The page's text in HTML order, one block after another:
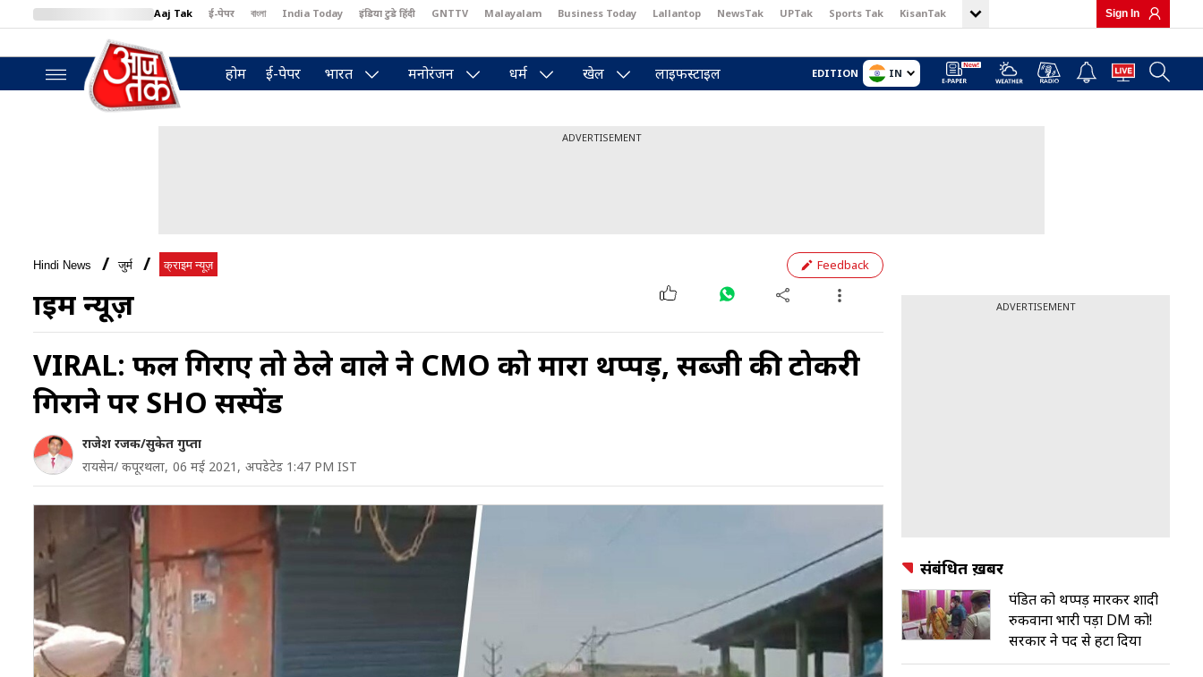
Aaj Tak ई-पेपर বাংলা India Today इंडिया टुडे हिंदी GNTTV Malayalam Business Today Lallantop NewsTak UPTak Sports Tak KisanTak
BT Bazaar
Sign In
होम ई-पेपर भारत मनोरंजन धर्म खेल लाइफस्टाइल EDITION IN
ADVERTISEMENT
Hindi News जुर्म क्राइम न्यूज़ Feedback
क्राइम न्यूज़
VIRAL: फल गिराए तो ठेले वाले ने CMO को मारा थप्पड़, सब्जी की टोकरी
गिराने पर SHO सस्पेंड
राजेश रजक/सुकेत गुप्ता
रायसेन/ कपूरथला, 06 मई 2021, अपडेटेड 1:47 PM IST
ADVERTISEMENT
संबंधित ख़बरें
पंडित को थप्पड़ मारकर शादी
रुकवाना भारी पड़ा DM को!
सरकार ने पद से हटा दिया